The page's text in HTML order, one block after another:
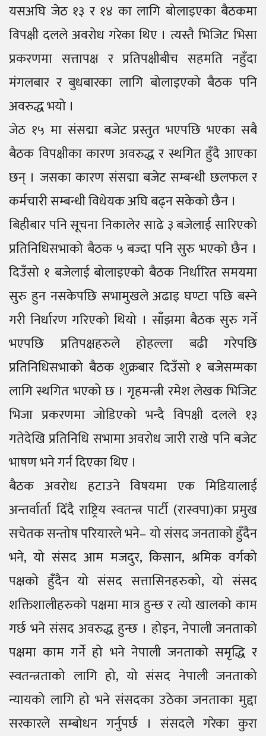
यसअघि जेठ १३ र १४ का लागि बोलाइएका बैठकमा
विपक्षी दलले अवरोध गरेका थिए । त्यस्तै भिजिट भिसा
प्रकरणमा सत्तापक्ष र प्रतिपक्षीबीच सहमति नहुँदा
मंगलबार र बुधबारका लागि बोलाइएको बैठक पनि
अवरुद्ध भयो ।
जेठ १५ मा संसद्मा बजेट प्रस्तुत भएपछि भएका सबै
बैठक विपक्षीका कारण अवरुद्ध र स्थगित हुँदै आएका
छन् । जसका कारण संसद्मा बजेट सम्बन्धी छलफल र
कर्मचारी सम्बन्धी विधेयक अघि बढ्न सकेको छैन ।
बिहीबार पनि सूचना निकालेर साढे ३ बजेलाई सारिएको
प्रतिनिधिसभाको बैठक ५ बज्दा पनि सुरु भएको छैन ।
दिउँसो १ बजेलाई बोलाइएको बैठक निर्धारित समयमा
सुरु हुन नसकेपछि सभामुखले अढाइ घण्टा पछि बस्ने
गरी निर्धारण गरिएको थियो । साँझमा बैठक सुरु गर्ने
भएपछि प्रतिपक्षहरुले होहल्ला बढी गरेपछि
प्रतिनिधिसभाको बैठक शुक्रबार दिउँसो १ बजेसम्मका
लागि स्थगित भएको छ । गृहमन्त्री रमेश लेखक भिजिट
भिजा प्रकरणमा जोडिएको भन्दै विपक्षी दलले १३
गतेदेखि प्रतिनिधि सभामा अवरोध जारी राखे पनि बजेट
भाषण भने गर्न दिएका थिए ।
बैठक अवरोध हटाउने विषयमा एक मिडियालाई
अन्तर्वार्ता दिँदै राष्ट्रिय स्वतन्त्र पार्टी (रास्वपा)का प्रमुख
सचेतक सन्तोष परियारले भने– यो संसद जनताको हुँदैन
भने, यो संसद आम मजदुर, किसान, श्रमिक वर्गको
पक्षको हुँदैन यो संसद सत्तासिनहरुको, यो संसद
शक्तिशालीहरुको पक्षमा मात्र हुन्छ र त्यो खालको काम
गर्छ भने संसद अवरुद्ध हुन्छ । होइन, नेपाली जनताको
पक्षमा काम गर्ने हो भने नेपाली जनताको समृद्धि र
स्वतन्त्रताको लागि हो, यो संसद नेपाली जनताको
न्यायको लागि हो भने संसदका उठेका जनताका मुद्दा
सरकारले सम्बोधन गर्नुपर्छ । संसदले गरेका कुरा